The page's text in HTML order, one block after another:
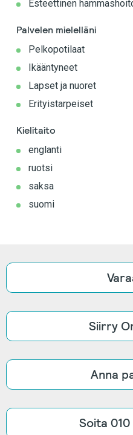
Esteettinen
Palvelen mielelläni
Pelkopotilaat
Ikääntyneet
Lapset ja nuoret
Erityistarpeiset
Kielitaito
englanti
ruotsi
saksa
suomi
Siirry
Anna
Soita